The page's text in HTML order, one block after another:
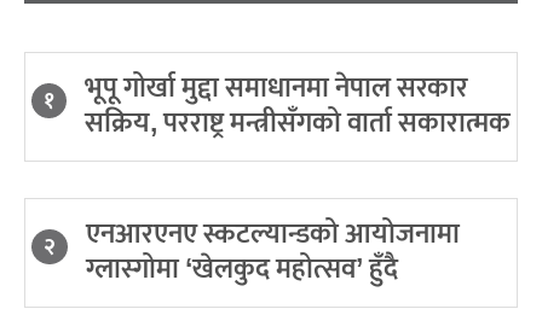
१ भूपू गोर्खा मुद्दा समाधानमा नेपाल सरकार
सक्रिय, परराष्ट्र मन्त्रीसँगको वार्ता सकारात्मक
२ एनआरएनए स्कटल्यान्डको आयोजनामा
ग्लास्गोमा ‘खेलकुद महोत्सव’ हुँदै